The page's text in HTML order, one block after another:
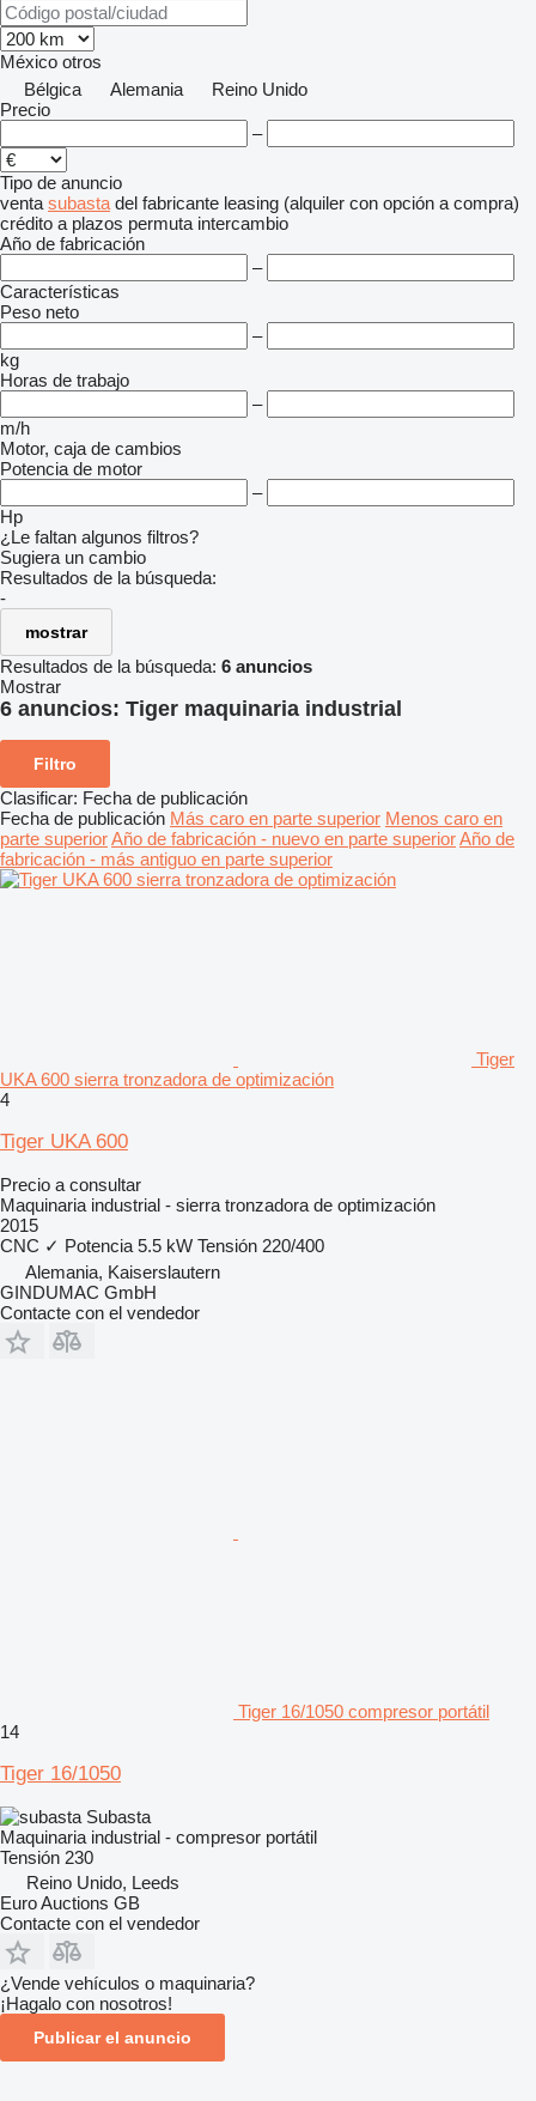
México otros
Bélgica
Alemania
Reino Unido
Precio
–
Tipo de anuncio
venta subasta del fabricante leasing (alquiler con opción a compra)
crédito a plazos permuta intercambio
Año de fabricación
–
Características
Peso neto
–
kg
Horas de trabajo
–
m/h
Motor, caja de cambios
Potencia de motor
–
Hp
¿Le faltan algunos filtros?
Sugiera un cambio
Resultados de la búsqueda:
-
mostrar
Resultados de la búsqueda: 6 anuncios
Mostrar
6 anuncios: Tiger maquinaria industrial
Filtro
Clasificar: Fecha de publicación
Fecha de publicación Más caro en parte superior Menos caro en
parte superiorAño de fabricación - nuevo en parte superiorAño de
fabricación - más antiguo en parte superior
Tiger
UKA 600 sierra tronzadora de optimización
4
Tiger UKA 600
Precio a consultar
Maquinaria industrial - sierra tronzadora de optimización
2015
CNC ✓ Potencia 5.5 kW Tensión 220/400
Alemania, Kaiserslautern
GINDUMAC GmbH
Contacte con el vendedor
Tiger 16/1050 compresor portátil
14
Tiger 16/1050
Subasta
Maquinaria industrial - compresor portátil
Tensión 230
Reino Unido, Leeds
Euro Auctions GB
Contacte con el vendedor
¿Vende vehículos o maquinaria?
¡Hagalo con nosotros!
Publicar el anuncio